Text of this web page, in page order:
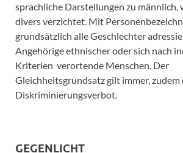
sprachliche Darstellungen zu männlich,
divers verzichtet. Mit
grundsätzlich alle Geschlechter
Angehörige ethnischer oder sich nach
Kriterien verortende Menschen. Der
Gleichheitsgrundsatz gilt immer, zudem
Diskriminierungsverbot.
GEGENLICHT